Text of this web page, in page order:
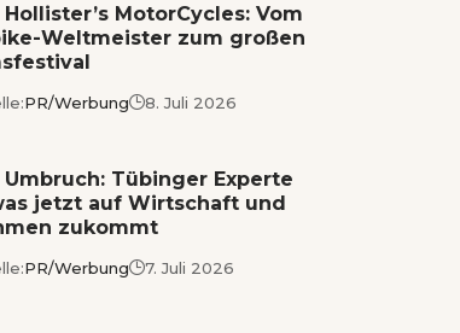
MotorCycles: Vom
Weltmeister zum großen
PR/Werbung 8. Juli 2026
Umbruch: Tübinger Experte
jetzt auf Wirtschaft und
zukommt
PR/Werbung 7. Juli 2026